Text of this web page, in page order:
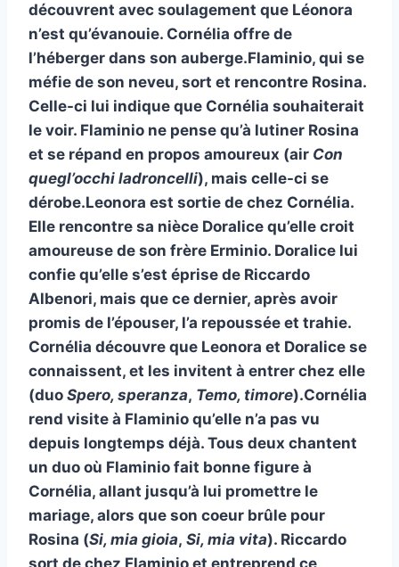
découvrent avec soulagement que Léonora
n’est qu’évanouie. Cornélia offre de
l’héberger dans son auberge.Flaminio, qui se
méfie de son neveu, sort et rencontre Rosina.
Celle-ci lui indique que Cornélia souhaiterait
le voir. Flaminio ne pense qu’à lutiner Rosina
et se répand en propos amoureux (air Con
quegl’occhi ladroncelli), mais celle-ci se
dérobe.Leonora est sortie de chez Cornélia.
Elle rencontre sa nièce Doralice qu’elle croit
amoureuse de son frère Erminio. Doralice lui
confie qu’elle s’est éprise de Riccardo
Albenori, mais que ce dernier, après avoir
promis de l’épouser, l’a repoussée et trahie.
Cornélia découvre que Leonora et Doralice se
connaissent, et les invitent à entrer chez elle
(duo Spero, speranza, Temo, timore).Cornélia
rend visite à Flaminio qu’elle n’a pas vu
depuis longtemps déjà. Tous deux chantent
un duo où Flaminio fait bonne figure à
Cornélia, allant jusqu’à lui promettre le
mariage, alors que son coeur brûle pour
Rosina (Si, mia gioia, Si, mia vita). Riccardo
sort de chez Flaminio et entreprend ce